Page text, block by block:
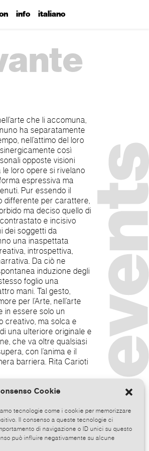
Cookie
tecnologie come i cookie per memorizzare
Il consenso a queste tecnologie ci
di navigazione o ID unici su questo
può influire negativamente su alcune
info italiano
che li accomuna,
ha separatamente
nell’attimo del loro
così
loro opere si rivelano
espressiva ma
il
differente per carattere,
ma deciso quello di
e incisivo
dei soggetti da
una inaspettata
introspettiva,
Da ciò ne
induzione degli
foglio una
mani. Tal gesto,
per l’Arte, nell’arte
creativo, ma solca e
una ulteriore originale e
che va oltre qualsiasi
con l’anima e il
Rita Carioti